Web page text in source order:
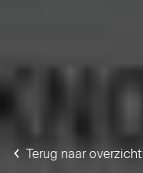
Terug naar overzicht